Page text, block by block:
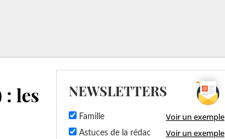
: les
NEWSLETTERS
Famille Voir un exemple
Astuces de la rédac Voir un exemple